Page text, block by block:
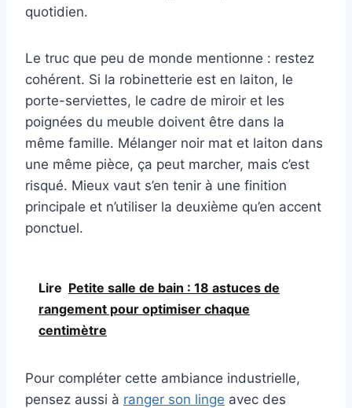
quotidien.
Le truc que peu de monde mentionne : restez
cohérent. Si la robinetterie est en laiton, le
porte-serviettes, le cadre de miroir et les
poignées du meuble doivent être dans la
même famille. Mélanger noir mat et laiton dans
une même pièce, ça peut marcher, mais c’est
risqué. Mieux vaut s’en tenir à une finition
principale et n’utiliser la deuxième qu’en accent
ponctuel.
Lire Petite salle de bain : 18 astuces de
rangement pour optimiser chaque
centimètre
Pour compléter cette ambiance industrielle,
pensez aussi à ranger son linge avec des